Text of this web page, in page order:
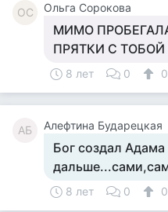
ОС Ольга Сорокова
МИМО
ПРЯТКИ С ТОБОЙ
8 лет 0 0
АБ Алефтина Бударецкая
Бог создал Адама
8 лет 0 0